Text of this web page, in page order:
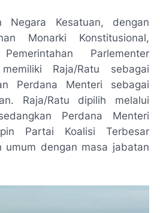
Negara Kesatuan, dengan
Monarki Konstitusional,
Parlementer
Raja/Ratu sebagai
Perdana Menteri sebagai
Raja/Ratu dipilih melalui
Perdana Menteri
Partai Koalisi Terbesar
umum dengan masa jabatan